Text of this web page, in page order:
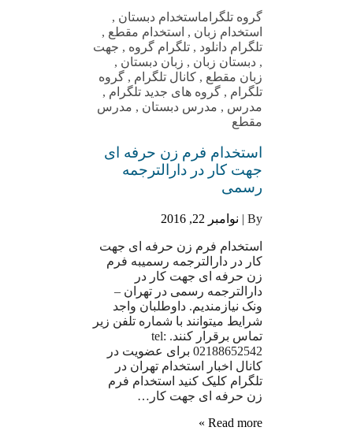
گروه تلگراماستخدام دبستان ,
استخدام زبان , استخدام مقطع ,
تلگرام دانلود , تلگرام گروه , جهت
, دبستان زبان , زبان دبستان ,
زبان مقطع , کانال تلگرام , گروه
تلگرام , گروه های جدید تلگرام ,
مدرس , مدرس دبستان , مدرس
مقطع
استخدام فرم زن حرفه ای
جهت کار در دارالترجمه
رسمی
By | نوامبر 22, 2016
استخدام فرم زن حرفه ای جهت
کار در دارالترجمه رسمیبه فرم
زن حرفه ای جهت کار در
دارالترجمه رسمی در تهران –
ونک نیازمندیم. داوطلبان واجد
شرایط میتوانند با شماره تلفن زیر
تماس برقرار کنند. tel:
02188652542 برای عضویت در
کانال اخبار استخدام تهران در
تلگرام کلیک کنید استخدام فرم
زن حرفه ای جهت کار…
Read more »